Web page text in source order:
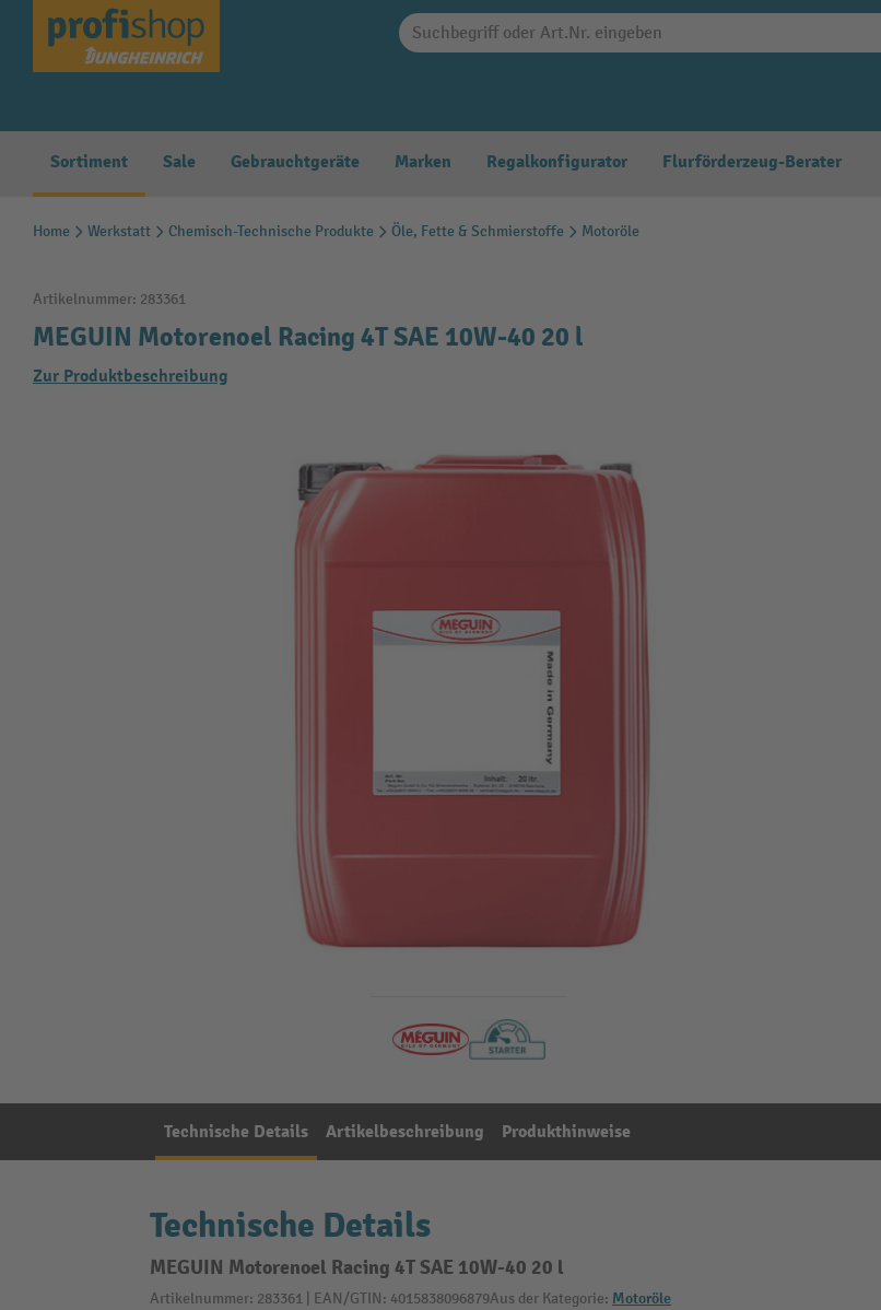
Zur Hauptnavigation springen
Sortiment Sale Gebrauchtgeräte Marken Regalkonfigurator Flurförderzeug-Berater
Home Werkstatt Chemisch-Technische Produkte Öle, Fette & Schmierstoffe Motoröle
Artikelnummer: 283361
MEGUIN Motorenoel Racing 4T SAE 10W-40 20 l
Zur Produktbeschreibung
Technische Details Artikelbeschreibung Produkthinweise
Technische Details
MEGUIN Motorenoel Racing 4T SAE 10W-40 20 l
Artikelnummer: 283361 | EAN/GTIN: 4015838096879Aus der Kategorie: Motoröle